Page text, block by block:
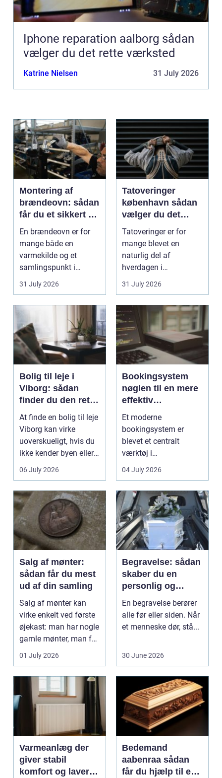
Iphone reparation aalborg sådan
vælger du det rette værksted
Katrine Nielsen 31 July 2026
Montering af
brændeovn: sådan
får du et sikkert og
smukt resultat
En brændeovn er for
mange både en
varmekilde og et
samlingspunkt i
hjemmet. Flammerne
31 July 2026
Tatoveringer
københavn sådan
vælger du det
rigtige studie
Tatoveringer er for
mange blevet en
naturlig del af
hverdagen i
København. Byen er
fyldt med dygtige...
31 July 2026
Bolig til leje i
Viborg: sådan
finder du den rette
lejlighed
At finde en bolig til leje
Viborg kan virke
uoverskueligt, hvis du
ikke kender byen eller
det lokale...
06 July 2026
Bookingsystem
nøglen til en mere
effektiv
klinikhverdag
Et moderne
bookingsystem er
blevet et centralt
værktøj i
sundhedssektoren.
Klinikker, praksis og
beh...
04 July 2026
Salg af mønter:
sådan får du mest
ud af din samling
Salg af mønter kan
virke enkelt ved første
øjekast: man har nogle
gamle mønter, man får
dem vurderet...
01 July 2026
Begravelse: sådan
skaber du en
personlig og
respektfuld afsked
En begravelse berører
alle før eller siden. Når
et menneske dør, stå...
30 June 2026
Varmeanlæg der
giver stabil
komfort og lavere
Bedemand
aabenraa sådan
får du hjælp til en